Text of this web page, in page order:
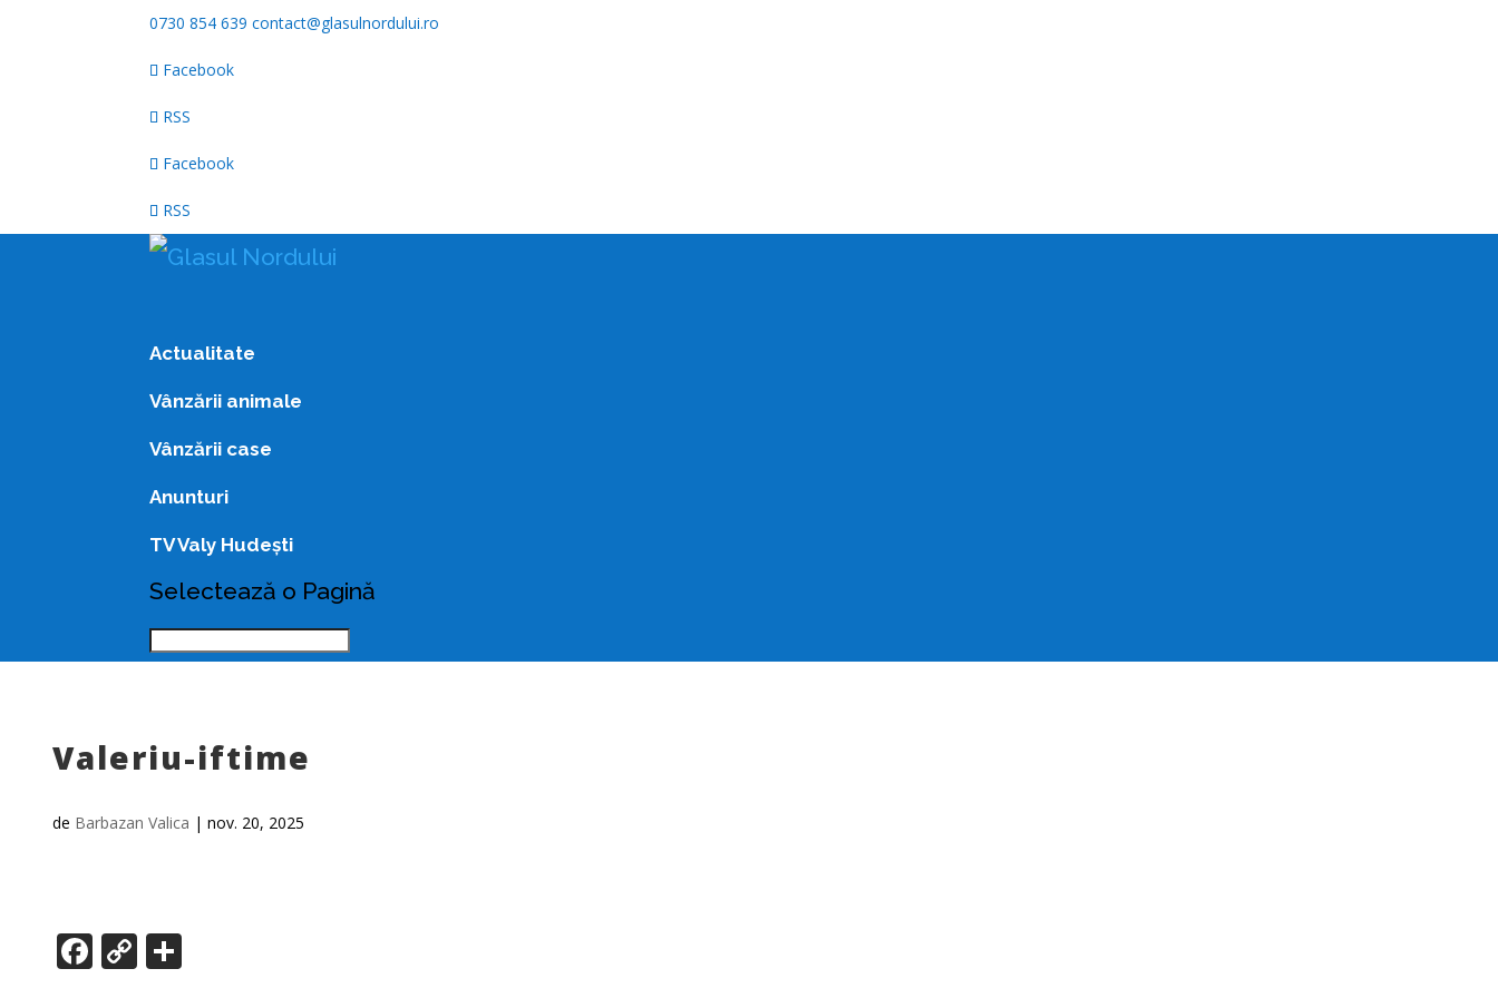
0730 854 639 contact@glasulnordului.ro
Facebook
RSS
Facebook
RSS
Actualitate
Vânzării animale
Vânzării case
Anunturi
TV Valy Hudești
Selectează o Pagină
Valeriu-iftime
de Barbazan Valica |nov. 20, 2025
Facebook
Copy